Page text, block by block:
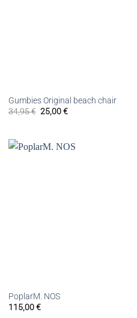
Gumbies Original beach chair
34,95€ 25,00€
PoplarM. NOS
115,00€